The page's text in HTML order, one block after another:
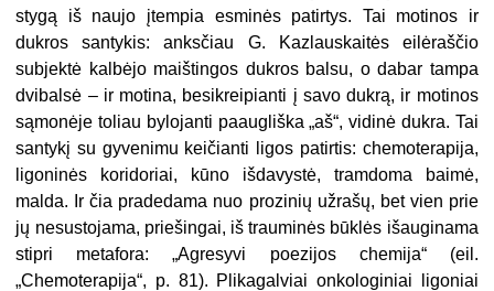
stygą iš naujo įtempia esminės patirtys. Tai motinos ir
dukros santykis: anksčiau G. Kazlauskaitės eilėraščio
subjektė kalbėjo maištingos dukros balsu, o dabar tampa
dvibalsė – ir motina, besikreipianti į savo dukrą, ir motinos
sąmonėje toliau bylojanti paaugliška „aš“, vidinė dukra. Tai
santykį su gyvenimu keičianti ligos patirtis: chemoterapija,
ligoninės koridoriai, kūno išdavystė, tramdoma baimė,
malda. Ir čia pradedama nuo prozinių užrašų, bet vien prie
jų nesustojama, priešingai, iš trauminės būklės išauginama
stipri metafora: „Agresyvi poezijos chemija“ (eil.
„Chemoterapija“, p. 81). Plikagalviai onkologiniai ligoniai